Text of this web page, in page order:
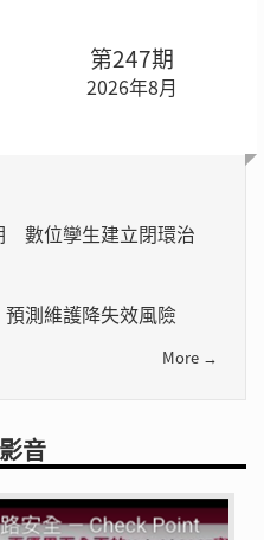
第247期
2026年8月
數位孿生建立閉環治
測維護降失效風險
More →
音